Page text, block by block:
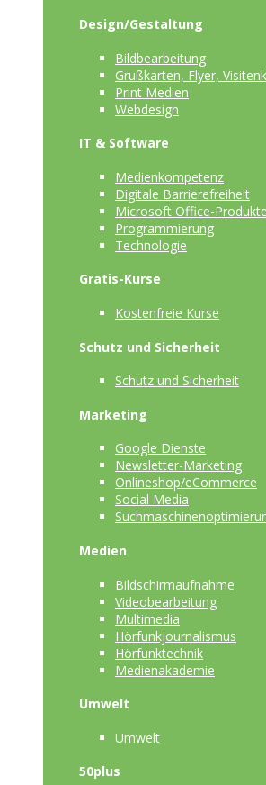
Design/Gestaltung
Bildbearbeitung
Grußkarten, Flyer,
Print Medien
Webdesign
IT & Software
Medienkompetenz
Digitale Barrierefreiheit
Microsoft Office-Produkte
Programmierung
Technologie
Gratis-Kurse
Kostenfreie Kurse
Schutz und Sicherheit
Schutz und Sicherheit
Marketing
Google Dienste
Newsletter-Marketing
Onlineshop/eCommerce
Social Media
Medien
Bildschirmaufnahme
Videobearbeitung
Multimedia
Hörfunkjournalismus
Hörfunktechnik
Medienakademie
Umwelt
Umwelt
50plus